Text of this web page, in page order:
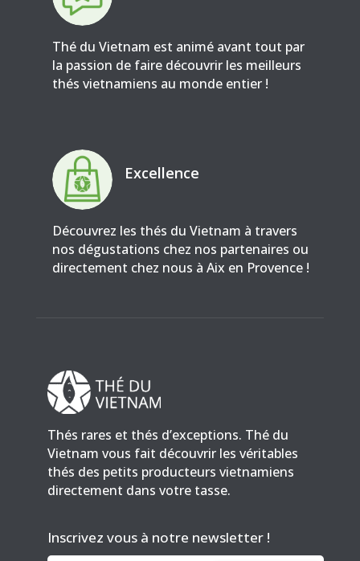
Thé du Vietnam est animé avant tout par
la passion de faire découvrir les meilleurs
thés vietnamiens au monde entier !
Excellence
Découvrez les thés du Vietnam à travers
nos dégustations chez nos partenaires ou
directement chez nous à Aix en Provence !
Thés rares et thés d’exceptions. Thé du
Vietnam vous fait découvrir les véritables
thés des petits producteurs vietnamiens
directement dans votre tasse.
Inscrivez vous à notre newsletter !